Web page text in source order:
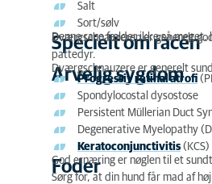
Salt
Sort/sølv
Specielt om racen
Denne race fælder ikke så
Dværgschnauzerener generelt
pattedyr.
Arvelig sygdom
Dværgschnauzereer generelt
Progressiv retinal atrofi
Spondylocostal dysostose
Persistent Müllerian Duct
Degenerative Myelopathy
Keratoconjunctivitis(KCS)
Foder
God ernæring er nøglen til et
Sørg for, at din hund får mad af